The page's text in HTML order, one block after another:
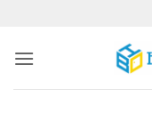
nội